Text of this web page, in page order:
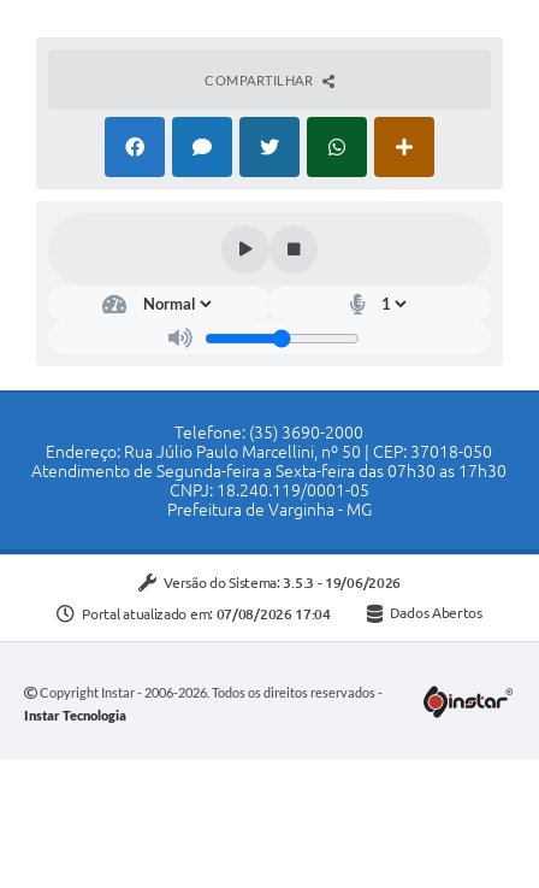
COMPARTILHAR
Telefone: (35) 3690-2000
Endereço: Rua Júlio Paulo Marcellini, nº 50 | CEP: 37018-050
Atendimento de Segunda-feira a Sexta-feira das 07h30 as 17h30
CNPJ: 18.240.119/0001-05
Prefeitura de Varginha - MG
Versão do Sistema: 3.5.3 - 19/06/2026
Portal atualizado em: 07/08/2026 17:04 Dados Abertos
Copyright Instar - 2006-2026. Todos os direitos reservados -
Instar Tecnologia